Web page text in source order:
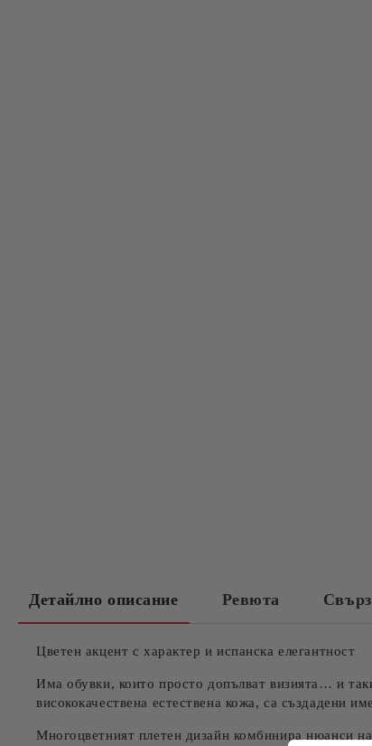
Детайлно описание Ревюта
Цветен акцент с характер и испанска елегантност
Има обувки, които просто допълват визията… и
висококачествена естествена кожа, са създадени
Многоцветният плетен дизайн комбинира нюанси